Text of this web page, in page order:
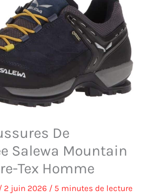
De
Salewa Mountain
Tex Homme
2 juin 2026 / 5 minutes de lecture